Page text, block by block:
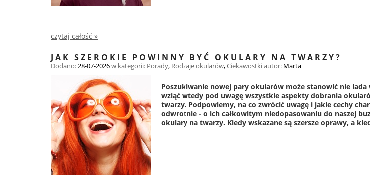
czytaj całość »
JAK SZEROKIE POWINNY BYĆ OKULARY NA TWARZY?
Dodano:28-07-2026w kategorii: Porady, Rodzaje okularów,Ciekawostkiautor: Marta
Poszukiwanie nowej pary okularów może stanowić nie
wziąć wtedy pod uwagę wszystkie aspekty dobrania
twarzy. Podpowiemy, na co zwrócić uwagę i jakie cechy
odwrotnie - o ich całkowitym niedopasowaniu do naszej
okulary na twarzy. Kiedy wskazane są szersze oprawy, a